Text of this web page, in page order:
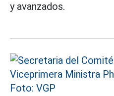
y avanzados.